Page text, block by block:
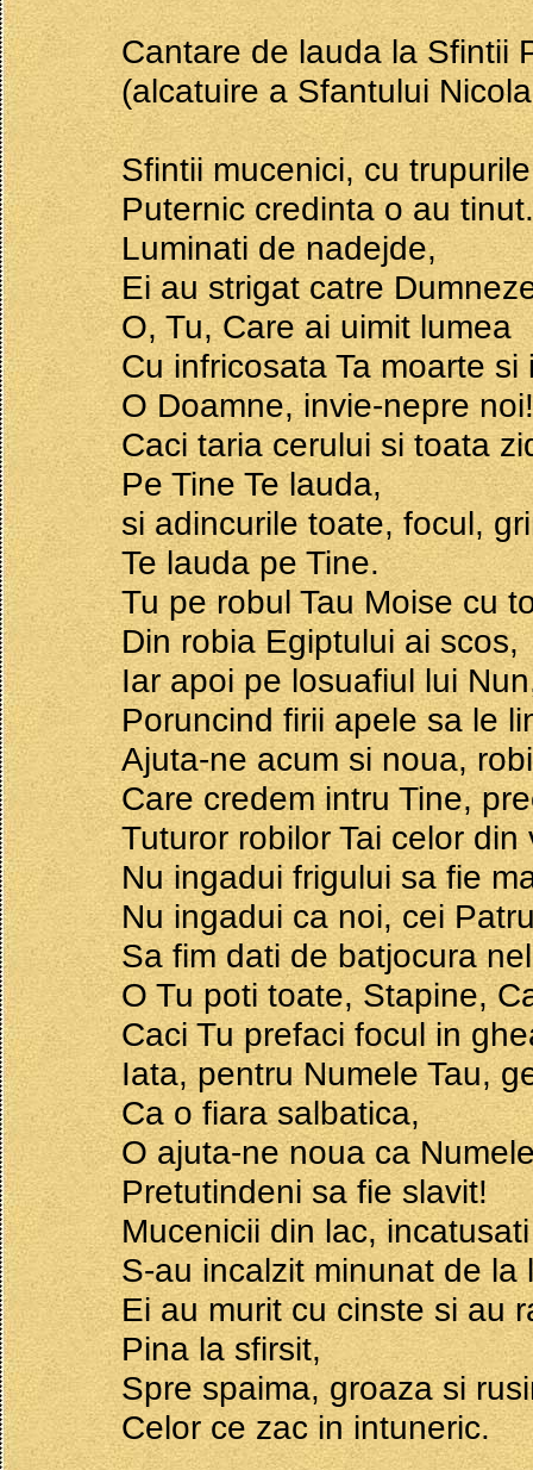
Cantare de lauda la Sfintii
(alcatuire a Sfantului
Sfintii mucenici, cu
Puternic credinta o au tinut.
Luminati de nadejde,
Ei au strigat catre
O, Tu, Care ai uimit lumea
Cu infricosata Ta moarte si
O Doamne, invie-nepre noi!
Caci taria cerului si toata
Pe Tine Te lauda,
si adincurile toate, focul,
Te lauda pe Tine.
Tu pe robul Tau Moise cu
Din robia Egiptului ai scos,
Iar apoi pe losuafiul lui
Poruncind firii apele sa le
Ajuta-ne acum si noua,
Care credem intru Tine,
Tuturor robilor Tai celor din
Nu ingadui frigului sa fie
Nu ingadui ca noi, cei
Sa fim dati de batjocura
O Tu poti toate, Stapine,
Caci Tu prefaci focul in
Iata, pentru Numele Tau,
Ca o fiara salbatica,
O ajuta-ne noua ca
Pretutindeni sa fie slavit!
Mucenicii din lac,
S-au incalzit minunat de
Ei au murit cu cinste si au
Pina la sfirsit,
Spre spaima, groaza si
Celor ce zac in intuneric.